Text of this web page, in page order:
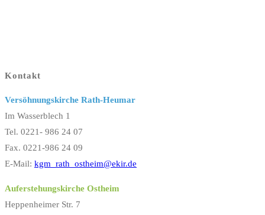
Kontakt
Versöhnungskirche Rath-Heumar
Im Wasserblech 1
Tel. 0221- 986 24 07
Fax. 0221-986 24 09
E-Mail: kgm_rath_ostheim@ekir.de
Auferstehungskirche Ostheim
Heppenheimer Str. 7